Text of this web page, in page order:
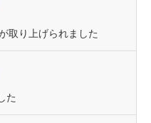
取り上げられました
た